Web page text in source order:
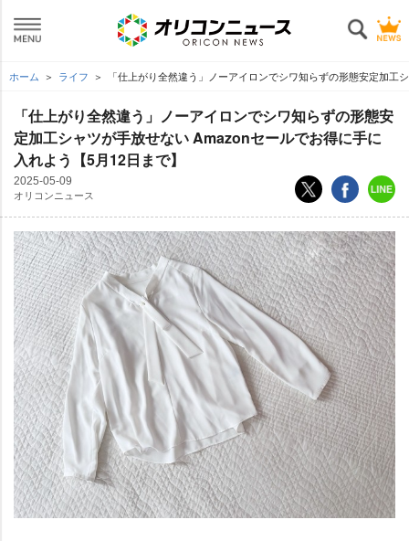
ホーム ライフ 「仕上がり全然違う」ノーアイロンでシワ知らずの形態安定加
「仕上がり全然違う」ノーアイロンでシワ知らずの形態安
定加工シャツが手放せない Amazonセールでお得に手に
入れよう【5月12日まで】
2025-05-09
オリコンニュース